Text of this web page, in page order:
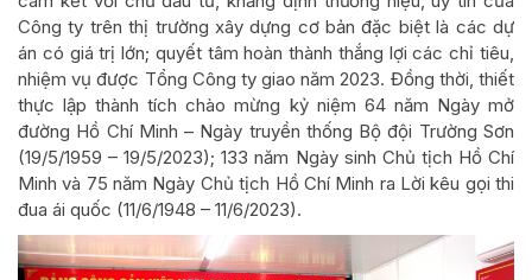
Công ty trên thị trường xây dựng cơ bản đặc biệt là các dự
án có giá trị lớn; quyết tâm hoàn thành thắng lợi các chỉ tiêu,
nhiệm vụ được Tổng Công ty giao năm 2023. Đồng thời, thiết
thực lập thành tích chào mừng kỷ niệm 64 năm Ngày mở
đường Hồ Chí Minh – Ngày truyền thống Bộ đội Trường Sơn
(19/5/1959 – 19/5/2023); 133 năm Ngày sinh Chủ tịch Hồ Chí
Minh và 75 năm Ngày Chủ tịch Hồ Chí Minh ra Lời kêu gọi thi
đua ái quốc (11/6/1948 – 11/6/2023).